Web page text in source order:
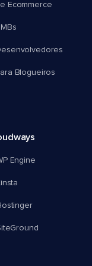
Ecommerce
Blogueiros
Engine